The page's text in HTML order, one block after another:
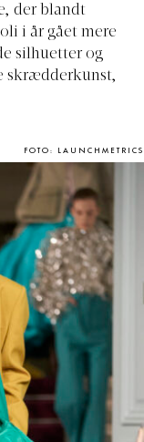
der blandt
i år gået mere
silhuetter og
skrædderkunst,
FOTO: LAUNCHMETRICS